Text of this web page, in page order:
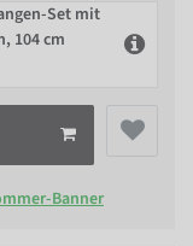
Set mit
104 cm
Banner